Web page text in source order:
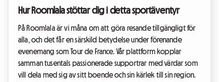
Hur Roomlala stöttar dig i detta sportäventyr
På Roomlala är vi måna om att göra resande tillgängligt för
alla, och det får en särskild betydelse under förenande
evenemang som Tour de France. Vår plattform kopplar
samman tusentals passionerade supportrar med värdar som
vill dela med sig av sitt boende och sin kärlek till sin region.